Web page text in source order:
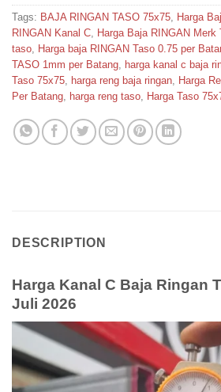
Tags: BAJA RINGAN TASO 75x75, Harga
RINGAN Kanal C, Harga Baja RINGAN Merk
taso, Harga baja RINGAN Taso 0.75 per
TASO 1mm per Batang, harga kanal c baja
Taso 75x75, harga reng baja ringan, Harga
Per Batang, harga reng taso, Harga Taso
DESCRIPTION
Harga Kanal C Baja Ringan
Juli 2026